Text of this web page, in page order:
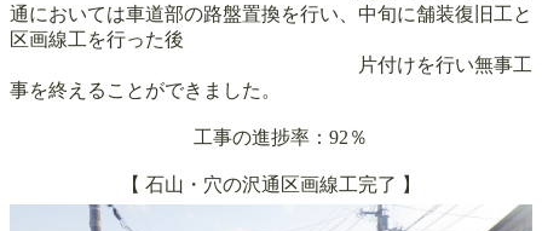
通においては車道部の路盤置換を行い、中旬に舗装復旧工と
区画線工を行った後
片付けを行い無事工
事を終えることができました。
工事の進捗率：92％
【 石山・穴の沢通区画線工完了 】